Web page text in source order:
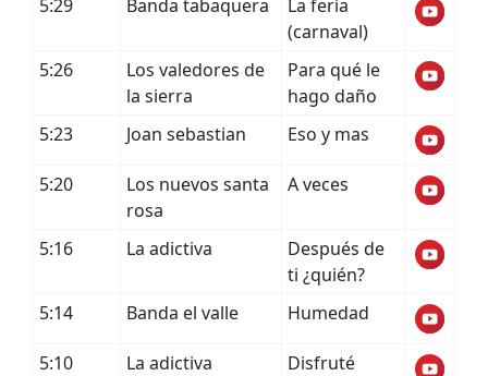
5:29 Banda tabaquera
La feria
(carnaval)
5:26
Los valedores de
la sierra
Para qué le
hago daño
5:23
Joan sebastian Eso y mas
5:20
Los nuevos santa
rosa
A veces
5:16 La adictiva
Después de
ti ¿quién?
5:14
Banda el valle Humedad
5:10 La adictiva
Disfruté